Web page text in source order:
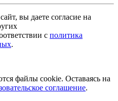
вы даете согласие на
с политика
.
файлы cookie. Оставаясь на
соглашение.